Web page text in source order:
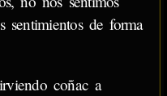
sentimientos de forma
coñac a